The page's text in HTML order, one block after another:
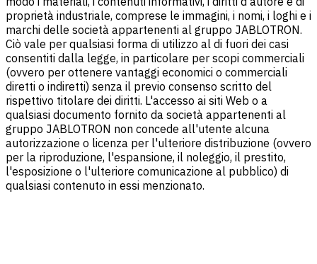
proprietà industriale, comprese le immagini, i nomi, i loghi e i
marchi delle società appartenenti al gruppo JABLOTRON.
Ciò vale per qualsiasi forma di utilizzo al di fuori dei casi
consentiti dalla legge, in particolare per scopi commerciali
(ovvero per ottenere vantaggi economici o commerciali
diretti o indiretti) senza il previo consenso scritto del
rispettivo titolare dei diritti. L'accesso ai siti Web o a
qualsiasi documento fornito da società appartenenti al
gruppo JABLOTRON non concede all'utente alcuna
autorizzazione o licenza per l'ulteriore distribuzione (ovvero
per la riproduzione, l'espansione, il noleggio, il prestito,
l'esposizione o l'ulteriore comunicazione al pubblico) di
qualsiasi contenuto in essi menzionato.